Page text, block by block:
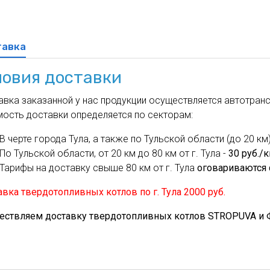
доставки
заказанной у нас продукции осуществляется
доставки определяется по секторам:
В черте города Тула, а также по Тульской области (до 20
По Тульской области, от 20 км до 80 км от г. Тула - 30 руб./
Тарифы на доставку свыше 80 км от г. Тула оговариваются
твердотопливных котлов по г. Тула 2000 руб.
доставку твердотопливных котлов STROPUVA и
кондиционеров